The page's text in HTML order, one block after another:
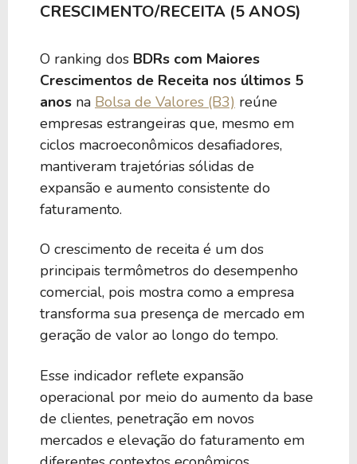
CRESCIMENTO/RECEITA (5 ANOS)
O ranking dos BDRs com Maiores
Crescimentos de Receita nos últimos 5
anos na Bolsa de Valores (B3) reúne
empresas estrangeiras que, mesmo em
ciclos macroeconômicos desafiadores,
mantiveram trajetórias sólidas de
expansão e aumento consistente do
faturamento.
O crescimento de receita é um dos
principais termômetros do desempenho
comercial, pois mostra como a empresa
transforma sua presença de mercado em
geração de valor ao longo do tempo.
Esse indicador reflete expansão
operacional por meio do aumento da base
de clientes, penetração em novos
mercados e elevação do faturamento em